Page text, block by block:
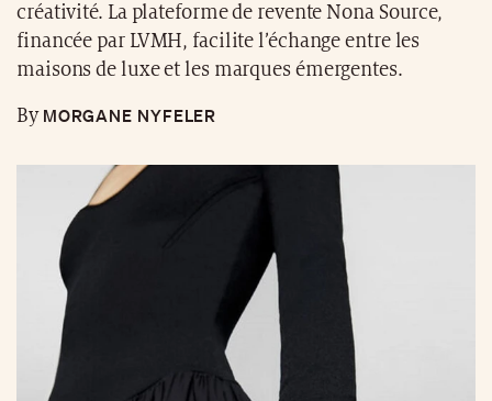
créativité. La plateforme de revente Nona Source,
financée par LVMH, facilite l’échange entre les
maisons de luxe et les marques émergentes.
ByMORGANE NYFELER